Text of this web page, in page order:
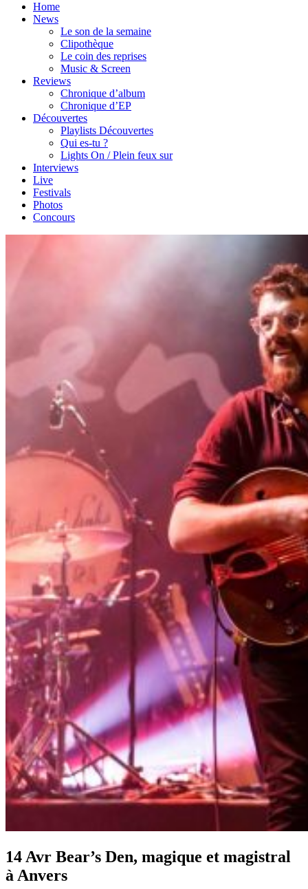
Home
News
Le son de la semaine
Clipothèque
Le coin des reprises
Music & Screen
Reviews
Chronique d’album
Chronique d’EP
Découvertes
Playlists Découvertes
Qui es-tu ?
Lights On / Plein feux sur
Interviews
Live
Festivals
Photos
Concours
14 Avr Bear’s Den, magique et magistral
à Anvers